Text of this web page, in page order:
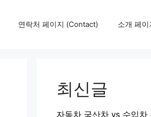
연락처 페이지 (Contact) 소개 페
최신글
자동차 국산차 vs 수입차